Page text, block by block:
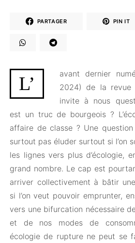
PARTAGER PIN IT
L’
avant dernier
2024) de la revue
invite à nous
est un truc de bourgeois ?
affaire de classe ? Une
surtout pas éluder surtout si l’on
les lignes vers plus d’écologie,
grand nombre. Le cap est
arriver collectivement à bâtir
si l’on veut pouvoir emprunter,
vers une bifurcation nécessaire
et de nos modes de
écologie de rupture ne peut se